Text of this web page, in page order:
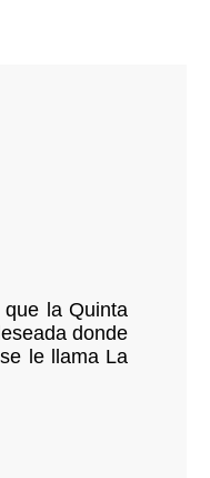
la Quinta
donde
le llama La